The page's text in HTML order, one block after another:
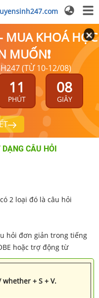
MUA KHOÁ HỌC
MUỐN❗
(TỪ 10-12/08)
11
PHÚT
08
GIÂY
CÂU HỎI
2 loại đó là câu hỏi
hỏi đơn giản trong tiếng
hoặc trợ động từ
+ S + V.